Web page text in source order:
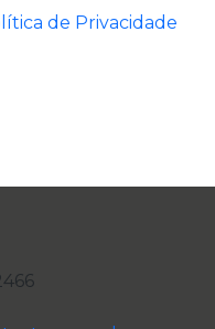
de Privacidade